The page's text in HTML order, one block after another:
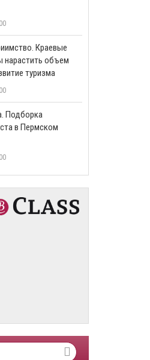
Краевые
нарастить объем
туризма
Подборка
в Пермском